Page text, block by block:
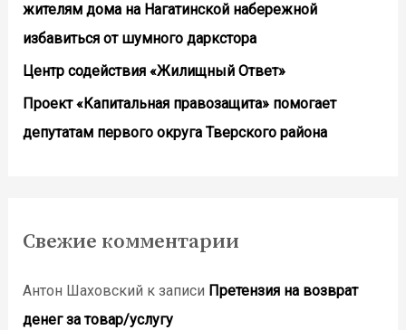
жителям дома на Нагатинской набережной
избавиться от шумного даркстора
Центр содействия «Жилищный Ответ»
Проект «Капитальная правозащита» помогает
депутатам первого округа Тверского района
Свежие комментарии
Антон Шаховский к записи Претензия на возврат
денег за товар/услугу